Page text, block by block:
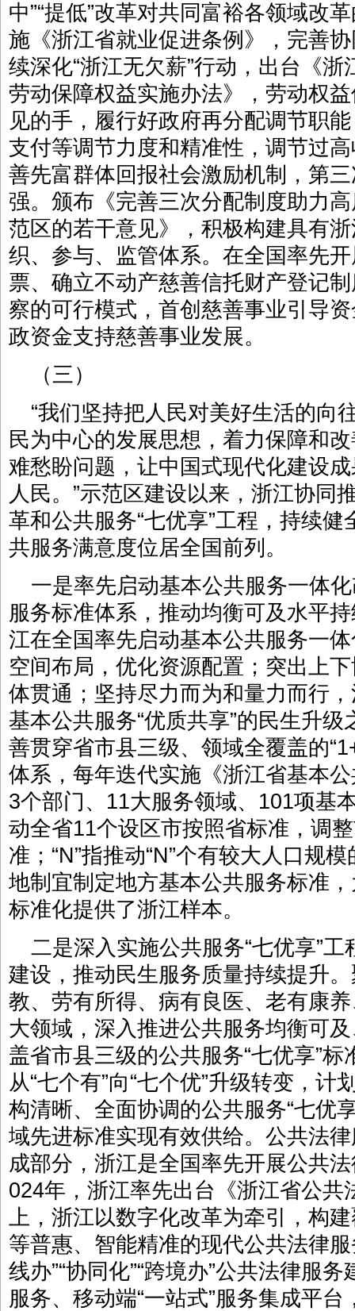
中”“提低”改革对共同富裕各领域改
施《浙江省就业促进条例》，完善
续深化“浙江无欠薪”行动，出台《
劳动保障权益实施办法》，劳动权
见的手，履行好政府再分配调节职
支付等调节力度和精准性，调节过
善先富群体回报社会激励机制，第
强。颁布《完善三次分配制度助力
范区的若干意见》，积极构建具有
织、参与、监管体系。在全国率先
票、确立不动产慈善信托财产登记
察的可行模式，首创慈善事业引导
政资金支持慈善事业发展。
（三）
“我们坚持把人民对美好生活的向
民为中心的发展思想，着力保障和
难愁盼问题，让中国式现代化建设
人民。”示范区建设以来，浙江协同
革和公共服务“七优享”工程，持续
共服务满意度位居全国前列。
一是率先启动基本公共服务一体
服务标准体系，推动均衡可及水平
江在全国率先启动基本公共服务一
空间布局，优化资源配置；突出上
体贯通；坚持尽力而为和量力而行
基本公共服务“优质共享”的民生升
善贯穿省市县三级、领域全覆盖的
体系，每年迭代实施《浙江省基本
3个部门、11大服务领域、101项基
动全省11个设区市按照省标准，调
准；“N”指推动“N”个有较大人口规
地制宜制定地方基本公共服务标准
标准化提供了浙江样本。
二是深入实施公共服务“七优享”
建设，推动民生服务质量持续提升
教、劳有所得、病有良医、老有康
大领域，深入推进公共服务均衡可
盖省市县三级的公共服务“七优享”
从“七个有”向“七个优”升级转变，
构清晰、全面协调的公共服务“七优
域先进标准实现有效供给。公共法
成部分，浙江是全国率先开展公共
024年，浙江率先出台《浙江省公共
上，浙江以数字化改革为牵引，构
等普惠、智能精准的现代公共法律服
线办”“协同化”“跨境办”公共法律服
服务、移动端“一站式”服务集成平